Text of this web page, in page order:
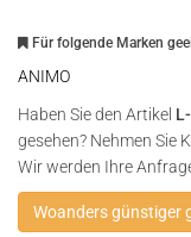
Für folgende Marken
ANIMO
Haben Sie den Artikel
gesehen? Nehmen Sie
Wir werden Ihre
Woanders günstiger